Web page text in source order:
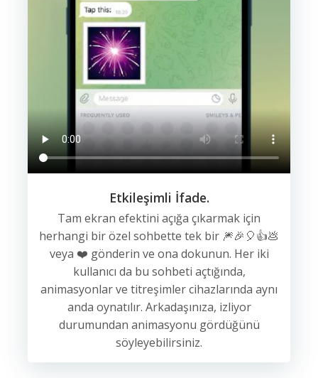
Etkileşimli İfade.
Tam ekran efektini açığa çıkarmak için
herhangi bir özel sohbette tek bir 🎆🎉🎈👍💩
veya ❤️ gönderin ve ona dokunun. Her iki
kullanıcı da bu sohbeti açtığında,
animasyonlar ve titreşimler cihazlarında aynı
anda oynatılır. Arkadaşınıza, izliyor
durumundan animasyonu gördüğünü
söyleyebilirsiniz.